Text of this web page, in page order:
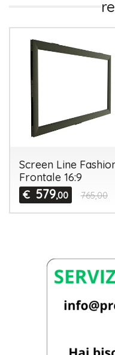
Screen Line
Frontale 16:9
€ 579,00 765,00